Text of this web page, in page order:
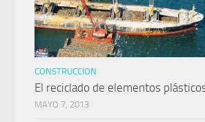
CONSTRUCCION
El reciclado de elementos
MAYO 7, 2013